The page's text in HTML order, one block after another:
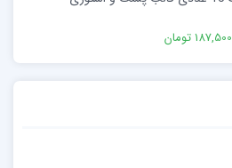
187,500 تومان